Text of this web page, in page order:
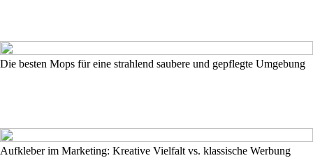
Die besten Mops für eine strahlend saubere und gepflegte Umgebung
Aufkleber im Marketing: Kreative Vielfalt vs. klassische Werbung